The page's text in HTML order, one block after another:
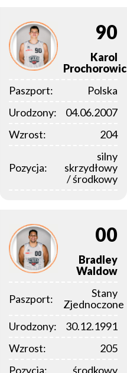
90
Karol
Paszport:
Polska
Urodzony:
04.06.2007
Wzrost:
204
Pozycja:
silny
skrzydłowy
/ środkowy
00
Bradley
Waldow
Paszport:
Stany
Zjednoczone
Urodzony:
30.12.1991
Wzrost:
205
Pozycja:
środkowy